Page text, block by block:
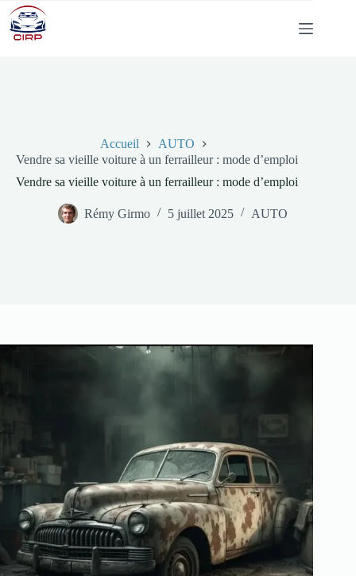
Passer
au
contenu
Accueil
AUTO
Vendre sa vieille voiture à un ferrailleur : mode d’emploi
Vendre sa vieille voiture à un ferrailleur : mode d’emploi
Rémy Girmo 5 juillet 2025 AUTO